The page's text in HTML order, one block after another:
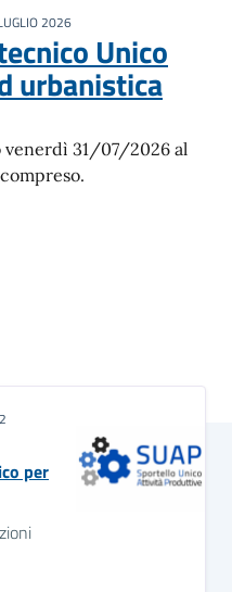
2026
Unico
urbanistica
31/07/2026 al
per